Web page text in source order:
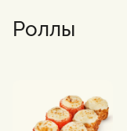
Роллы